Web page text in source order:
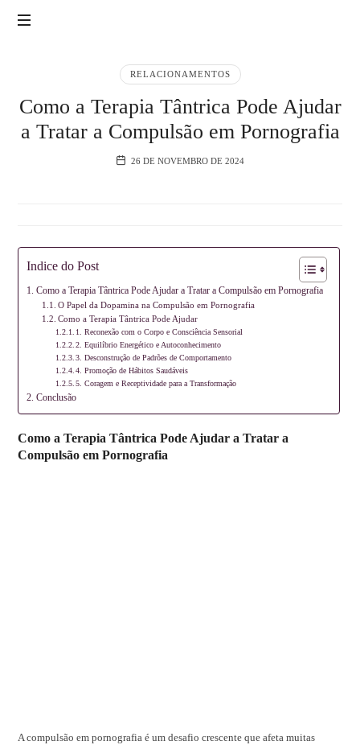
LAB
Yoga,
Meditação
e
RELACIONAMENTOS
Como a Terapia Tântrica Pode Ajudar
a Tratar a Compulsão em Pornografia
26 DE NOVEMBRO DE 2024
Indice do Post
Como a Terapia Tântrica Pode Ajudar a Tratar a Compulsão em Pornografia
O Papel da Dopamina na Compulsão em Pornografia
Como a Terapia Tântrica Pode Ajudar
1. Reconexão com o Corpo e Consciência Sensorial
2. Equilíbrio Energético e Autoconhecimento
3. Desconstrução de Padrões de Comportamento
4. Promoção de Hábitos Saudáveis
5. Coragem e Receptividade para a Transformação
Conclusão
Como a Terapia Tântrica Pode Ajudar a Tratar a
Compulsão em Pornografia
A compulsão em pornografia é um desafio crescente que afeta muitas